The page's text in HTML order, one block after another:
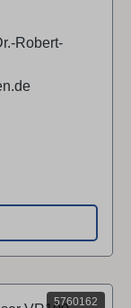
Robert-
5760162